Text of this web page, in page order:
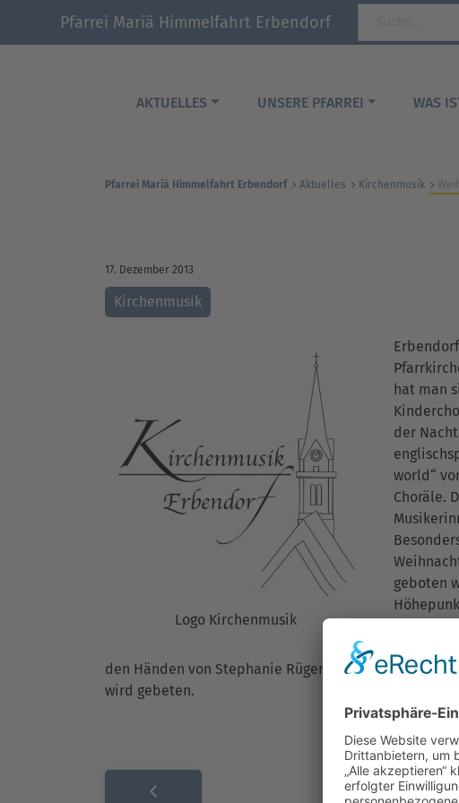
Pfarrei Mariä Himmelfahrt Erbendorf
AKTUELLES UNSERE PFARREI WAS
Pfarrei Mariä Himmelfahrt Erbendorf Aktuelles Kirchenmusik
17. Dezember 2013
Kirchenmusik
Logo Kirchenmusik
hat man
der
world“
Choräle.
geboten
den Händen von Stephanie Rüger und Holger Popp.
wird gebeten.
Beitragsnavigation